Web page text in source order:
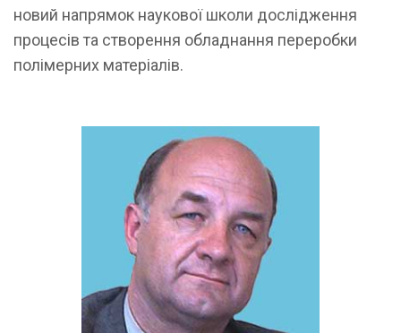
новий напрямок наукової школи дослідження
процесів та створення обладнання переробки
полімерних матеріалів.